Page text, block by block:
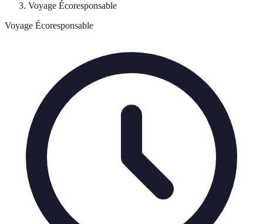
Voyage Écoresponsable
Voyage Écoresponsable